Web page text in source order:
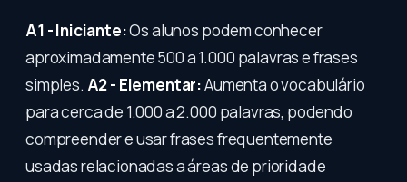
A1 - Iniciante:Os alunos podem conhecer
aproximadamente 500 a 1.000 palavras e frases
simples. A2 - Elementar:Aumenta o vocabulário
para cerca de 1.000 a 2.000 palavras, podendo
compreender e usar frases frequentemente
usadas relacionadas a áreas de prioridade